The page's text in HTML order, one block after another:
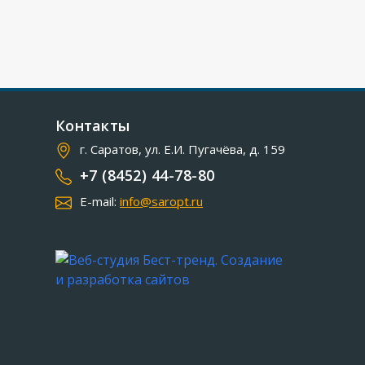
Контакты
г. Саратов, ул. Е.И. Пугачёва, д. 159
+7 (8452) 44-78-80
E-mail: info@saropt.ru